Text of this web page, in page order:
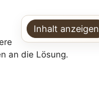
Inhalt anzeigen
an die Lösung.